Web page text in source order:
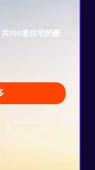
194套住宅的豪